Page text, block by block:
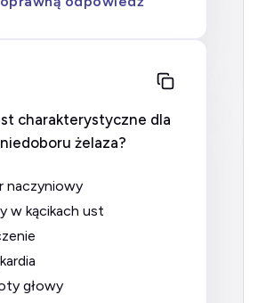
charakterystyczne dla
żelaza?
naczyniowy
w kącikach ust
głowy